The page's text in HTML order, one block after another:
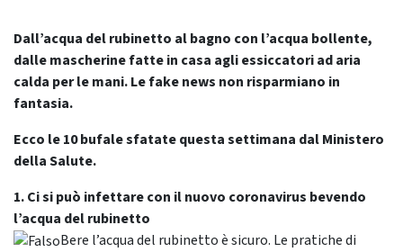
Dall’acqua del rubinetto al bagno con l’acqua bollente,
dalle mascherine fatte in casa agli essiccatori ad aria
calda per le mani. Le fake news non risparmiano in
fantasia.
Ecco le 10 bufale sfatate questa settimana dal Ministero
della Salute.
1. Ci si può infettare con il nuovo coronavirus bevendo
l’acqua del rubinetto
Bere l’acqua del rubinetto è sicuro. Le pratiche di